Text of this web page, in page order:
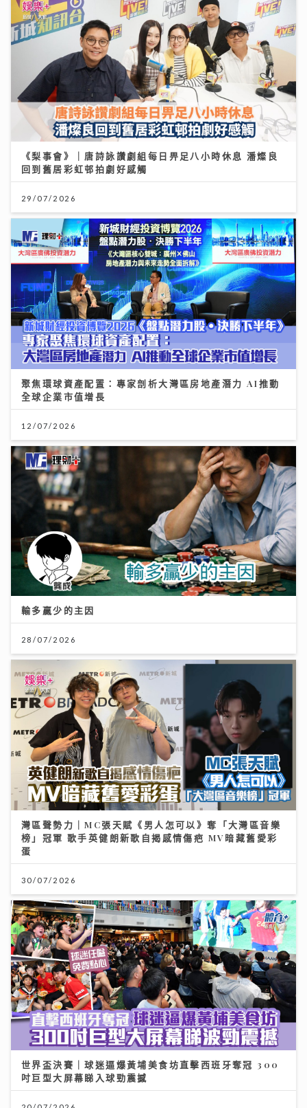
《梨事會》｜唐詩詠讚劇組每日畀足八小時休息 潘燦良
回到舊居彩虹邨拍劇好感觸
29/07/2026
聚焦環球資產配置：專家剖析大灣區房地產潛力 AI推動
全球企業市值增長
12/07/2026
輸多贏少的主因
28/07/2026
灣區聲勢力｜MC張天賦《男人怎可以》奪「大灣區音樂
榜」冠軍 歌手英健朗新歌自揭感情傷疤 MV暗藏舊愛彩
蛋
30/07/2026
世界盃決賽｜球迷逼爆黃埔美食坊直擊西班牙奪冠 300
吋巨型大屏幕睇入球勁震撼